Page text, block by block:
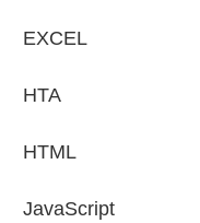
EXCEL
HTA
HTML
JavaScript